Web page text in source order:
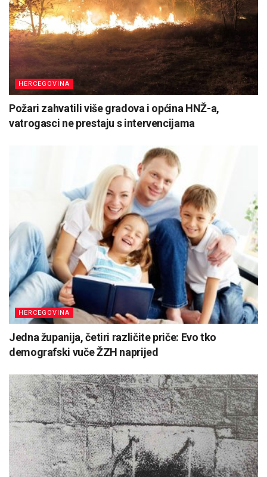
HERCEGOVINA
Požari zahvatili više gradova i općina HNŽ-a,
vatrogasci ne prestaju s intervencijama
HERCEGOVINA
Jedna županija, četiri različite priče: Evo tko
demografski vuče ŽZH naprijed